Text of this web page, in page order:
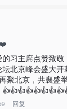
❤️
习主席点赞致
北京峰会盛大开
聚北京，共襄盛
回复